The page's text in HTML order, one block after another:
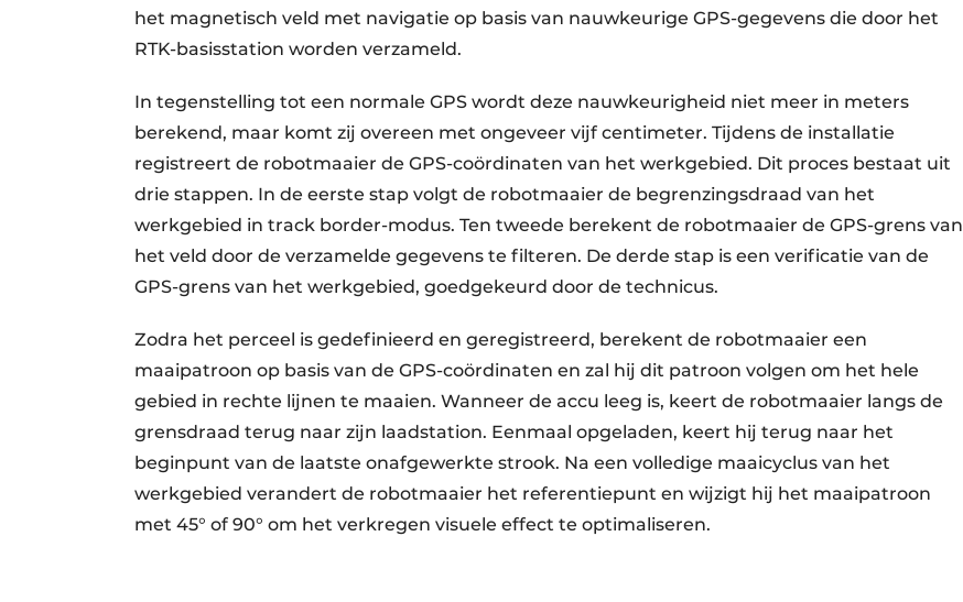
het magnetisch veld met navigatie op basis van nauwkeurige GPS-gegevens die door het
RTK-basisstation worden verzameld.
In tegenstelling tot een normale GPS wordt deze nauwkeurigheid niet meer in meters
berekend, maar komt zij overeen met ongeveer vijf centimeter. Tijdens de installatie
registreert de robotmaaier de GPS-coördinaten van het werkgebied. Dit proces bestaat uit
drie stappen. In de eerste stap volgt de robotmaaier de begrenzingsdraad van het
werkgebied in track border-modus. Ten tweede berekent de robotmaaier de GPS-grens van
het veld door de verzamelde gegevens te filteren. De derde stap is een verificatie van de
GPS-grens van het werkgebied, goedgekeurd door de technicus.
Zodra het perceel is gedefinieerd en geregistreerd, berekent de robotmaaier een
maaipatroon op basis van de GPS-coördinaten en zal hij dit patroon volgen om het hele
gebied in rechte lijnen te maaien. Wanneer de accu leeg is, keert de robotmaaier langs de
grensdraad terug naar zijn laadstation. Eenmaal opgeladen, keert hij terug naar het
beginpunt van de laatste onafgewerkte strook. Na een volledige maaicyclus van het
werkgebied verandert de robotmaaier het referentiepunt en wijzigt hij het maaipatroon
met 45° of 90° om het verkregen visuele effect te optimaliseren.